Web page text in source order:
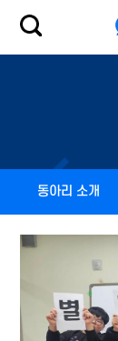
동아리 소개